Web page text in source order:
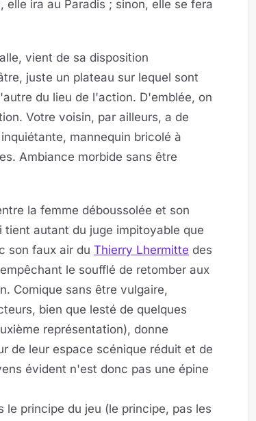
ira au Paradis ; sinon, elle se fera
vient de sa disposition
juste un plateau sur lequel sont
du lieu de l'action. D'emblée, on
Votre voisin, par ailleurs, a de
mannequin bricolé à
Ambiance morbide sans être
la femme déboussolée et son
autant du juge impitoyable que
son faux air du Thierry Lhermitte des
le soufflé de retomber aux
Comique sans être vulgaire,
bien que lesté de quelques
représentation), donne
de leur espace scénique réduit et de
évident n'est donc pas une épine
principe du jeu (le principe, pas les